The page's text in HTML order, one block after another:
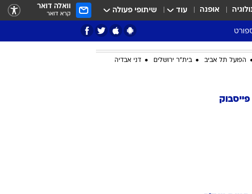
אופנה עוד שיתופי פעולה וואלה דואר
קרא דואר
שבת
הפועל תל אביב בית"ר ירושלים דני אבדיה
פייסבוק